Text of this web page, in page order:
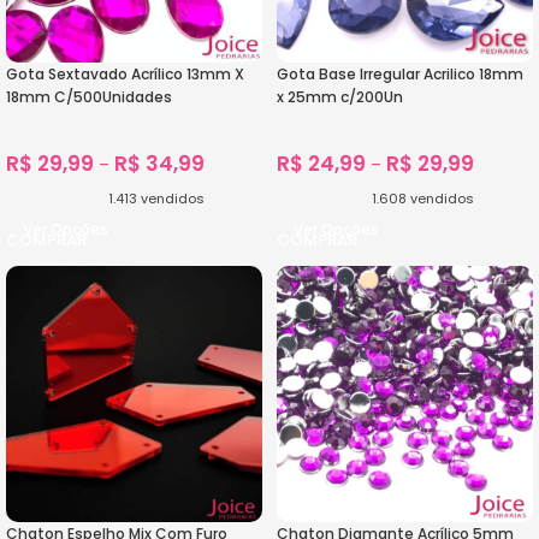
Gota Sextavado Acrílico 13mm X
18mm C/500Unidades
R$ 29,99 – R$ 34,99
1.413 vendidos
Gota Base Irregular Acrilico 18mm
x 25mm c/200Un
R$ 24,99 – R$ 29,99
1.608 vendidos
Chaton Espelho Mix Com Furo Chaton Diamante Acrílico 5mm